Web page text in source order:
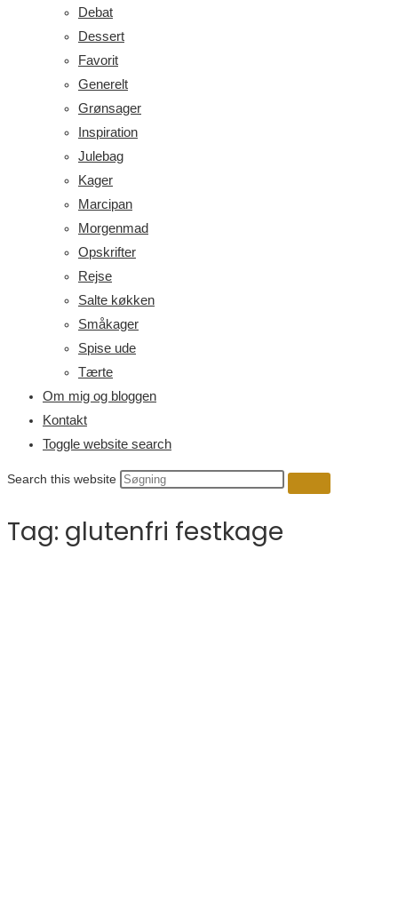
Debat
Dessert
Favorit
Generelt
Grønsager
Inspiration
Julebag
Kager
Marcipan
Morgenmad
Opskrifter
Rejse
Salte køkken
Småkager
Spise ude
Tærte
Om mig og bloggen
Kontakt
Toggle website search
Search this website
Tag: glutenfri festkage